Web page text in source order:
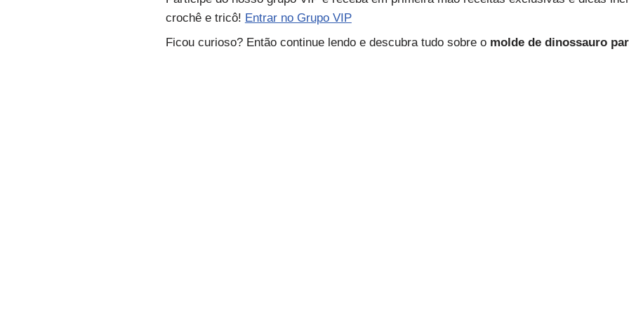
crochê e tricô! Entrar no Grupo VIP
Ficou curioso? Então continue lendo e descubra tudo sobre o molde de dinossauro